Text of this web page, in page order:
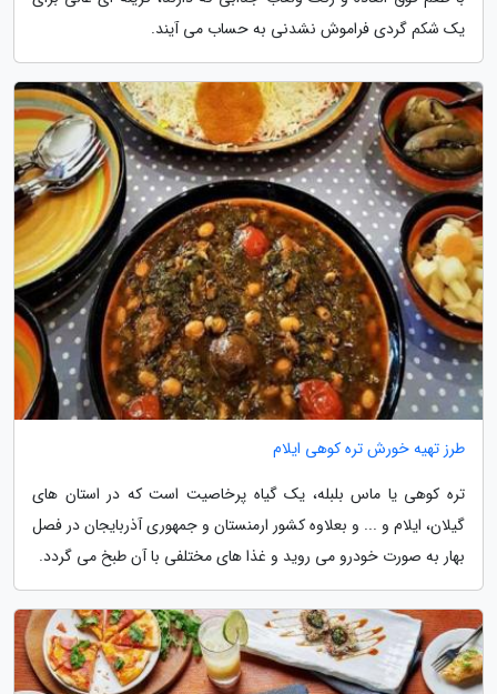
یک شکم گردی فراموش نشدنی به حساب می آیند.
طرز تهیه خورش تره کوهی ایلام
تره کوهی یا ماس بلبله، یک گیاه پرخاصیت است که در استان های
گیلان، ایلام و ... و بعلاوه کشور ارمنستان و جمهوری آذربایجان در فصل
بهار به صورت خودرو می روید و غذا های مختلفی با آن طبخ می گردد.